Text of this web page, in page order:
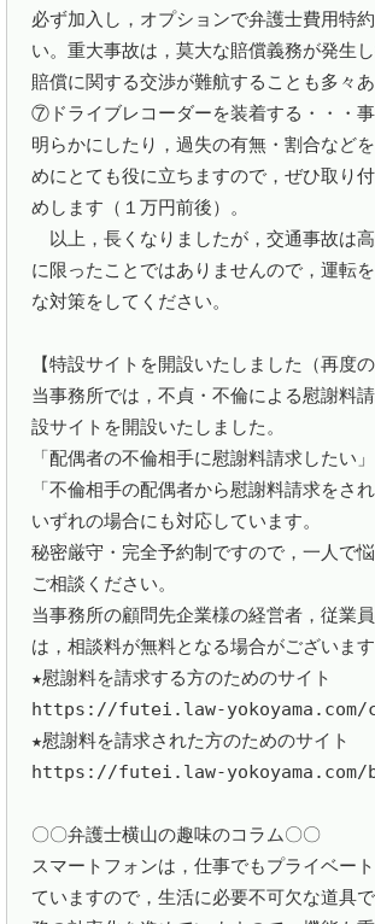
必ず加入し，オプションで弁護士費用特
い。重大事故は，莫大な賠償義務が発生
賠償に関する交渉が難航することも多々あ
⑦ドライブレコーダーを装着する・・・
明らかにしたり，過失の有無・割合など
めにとても役に立ちますので，ぜひ取り
めします（１万円前後）。
以上，長くなりましたが，交通事故は
に限ったことではありませんので，運転
な対策をしてください。
【特設サイトを開設いたしました（再度
当事務所では，不貞・不倫による慰謝料
設サイトを開設いたしました。
「配偶者の不倫相手に慰謝料請求したい」
「不倫相手の配偶者から慰謝料請求をされ
いずれの場合にも対応しています。
秘密厳守・完全予約制ですので，一人で
ご相談ください。
当事務所の顧問先企業様の経営者，従業
は，相談料が無料となる場合がございます
★慰謝料を請求する方のためのサイト
https://futei.law-yokoyama.com/
★慰謝料を請求された方のためのサイト
https://futei.law-yokoyama.com/
〇〇弁護士横山の趣味のコラム〇〇
スマートフォンは，仕事でもプライベー
ていますので，生活に必要不可欠な道具